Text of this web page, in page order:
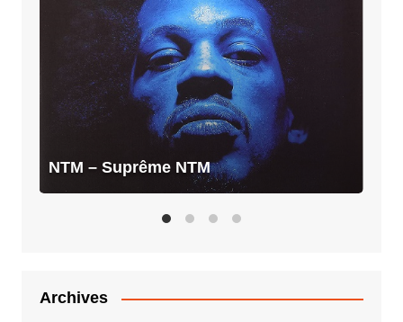
NTM – Suprême NTM
Archives